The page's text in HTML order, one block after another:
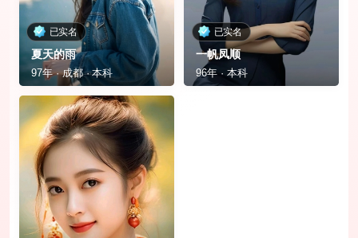
已实名
夏天的雨
97年 · 成都 · 本科
已实名
一帆凤顺
96年 · 本科